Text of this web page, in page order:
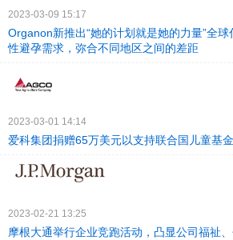
2023-03-09 15:17
Organon新推出“她的计划就是她的力量”全
性避孕需求，弥合不同地区之间的差距
2023-03-01 14:14
爱科集团捐赠65万美元以支持联合国儿童基
2023-02-21 13:25
摩根大通举行企业竞跑活动，凸显公司福祉